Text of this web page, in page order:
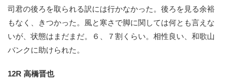
司君の後ろを取られる訳には行かなかった。後ろを見る余裕
もなく、きつかった。風と寒さで脚に関しては何とも言えな
いが、状態はまだまだ。６、７割くらい。相性良い、和歌山
バンクに助けられた。
12R 高橋晋也